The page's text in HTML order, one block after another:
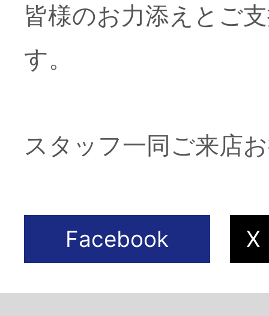
皆様のお力添えとご
す。
スタッフ一同ご来店